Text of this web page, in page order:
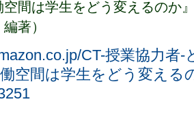
間は学生をどう変えるのか
著）
CT-授業協力者
空間は学生をどう変える